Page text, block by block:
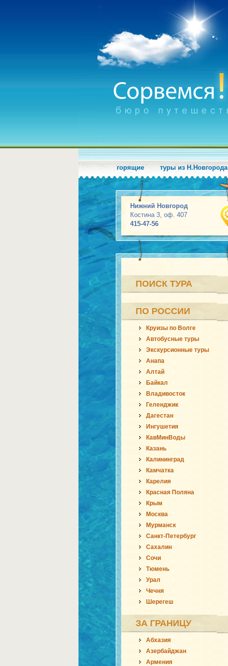
горящие туры из Н.Новгорода
Нижний Новгород
Костина 3, оф. 407
415-47-56
ПОИСК ТУРА
ПО РОССИИ
Круизы по Волге
Автобусные туры
Экскурсионные туры
Анапа
Алтай
Байкал
Владивосток
Геленджик
Дагестан
Ингушетия
КавМинВоды
Казань
Калининград
Камчатка
Карелия
Красная Поляна
Крым
Москва
Мурманск
Санкт-Петербург
Сахалин
Сочи
Тюмень
Урал
Чечня
Шерегеш
ЗА ГРАНИЦУ
Абхазия
Азербайджан
Армения